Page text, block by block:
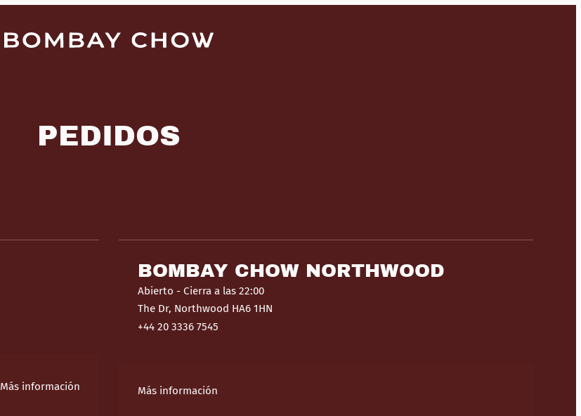
PEDIDOS
Más información
BOMBAY CHOW NORTHWOOD
Abierto - Cierra a las 22:00
The Dr, Northwood HA6 1HN
+44 20 3336 7545
Más información